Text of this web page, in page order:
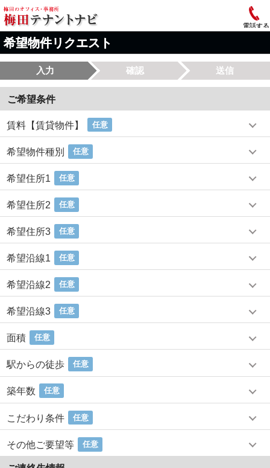
電話する
希望物件リクエスト
入力 確認 送信
ご希望条件
賃料【賃貸物件】 任意
希望物件種別 任意
希望住所1 任意
希望住所2 任意
希望住所3 任意
希望沿線1 任意
希望沿線2 任意
希望沿線3 任意
面積 任意
駅からの徒歩 任意
築年数 任意
こだわり条件 任意
その他ご要望等 任意